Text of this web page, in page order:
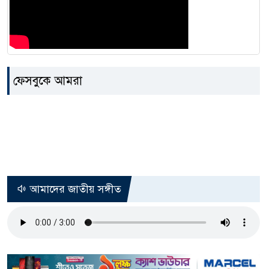
ফেসবুকে আমরা
আমাদের জাতীয় সঙ্গীত